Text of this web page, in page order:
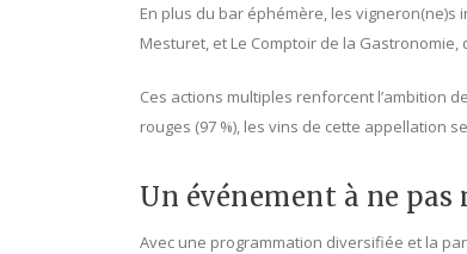
En plus du bar éphémère, les vigneron(ne)s
Mesturet, et Le Comptoir de la
Ces actions multiples renforcent l’ambition
rouges (97 %), les vins de cette appellation
Un événement à ne pas
Avec une programmation diversifiée et la